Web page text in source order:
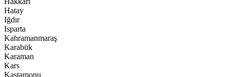
Hatay
Iğdır
Isparta
Kahramanmaraş
Karabük
Karaman
Kars
Kastamonu